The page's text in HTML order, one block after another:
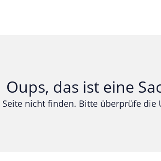
Gesundheit & Beauty
Mobilfunk & Internet
Oups, das ist eine
nicht finden. Bitte überprüfe die